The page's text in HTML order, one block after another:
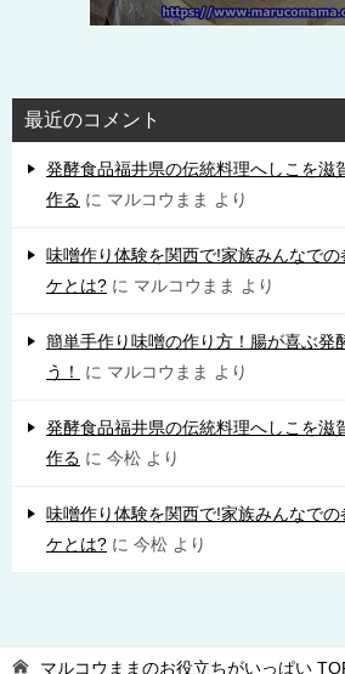
最近のコメント
発酵食品福井県の伝統料理へしこを滋
作る に マルコウまま より
味噌作り体験を関西で!家族みんなで
ケとは? に マルコウまま より
簡単手作り味噌の作り方！腸が喜ぶ発
う！
に マルコウまま より
発酵食品福井県の伝統料理へしこを滋
作る に 今松 より
味噌作り体験を関西で!家族みんなで
ケとは? に 今松 より
マルコウままのお役立ちがいっぱい